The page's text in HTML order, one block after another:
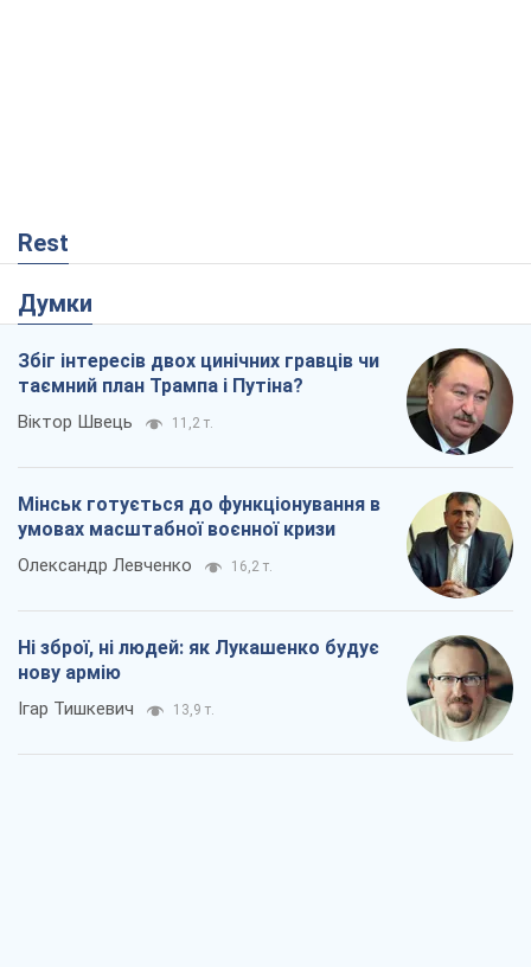
Rest
Думки
Збіг інтересів двох цинічних гравців чи
таємний план Трампа і Путіна?
Віктор Швець 11,2 т.
Мінськ готується до функціонування в
умовах масштабної воєнної кризи
Олександр Левченко 16,2 т.
Ні зброї, ні людей: як Лукашенко будує
нову армію
Ігар Тишкевич 13,9 т.